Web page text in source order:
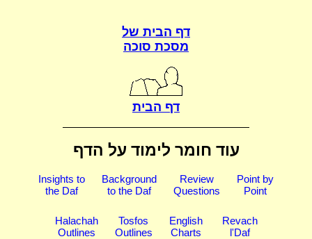
דף הבית של
מסכת סוכה
דף הבית
עוד חומר לימוד על הדף
Insights to
the Daf
Background
to the Daf
Review
Questions
Point by
Point
Halachah
Outlines
Tosfos
Outlines
English
Charts
Revach
l'Daf